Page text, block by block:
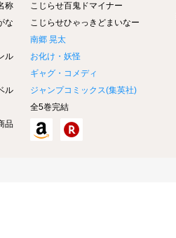
称
こじらせ百鬼ドマイナー
な
こじらせひゃっきどまいなー
南郷 晃太
ル
お化け・妖怪
ギャグ・コメディ
ル
ジャンプコミックス(集英社)
全5巻完結
品